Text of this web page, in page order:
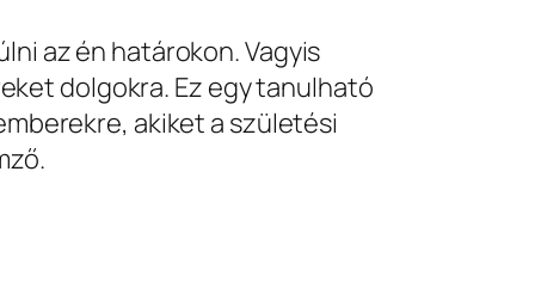
az én határokon. Vagyis
dolgokra. Ez egy tanulható
akiket a születési